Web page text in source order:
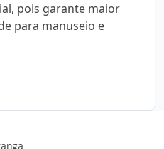
pois garante maior
para manuseio e